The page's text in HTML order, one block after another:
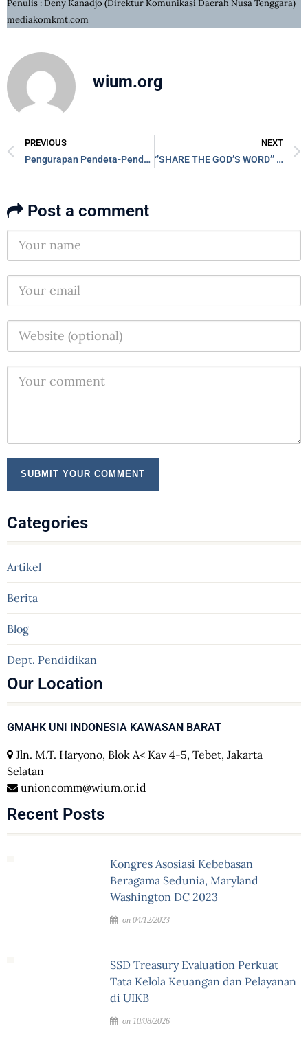
Penulis : Deny Kanadjo (Direktur Komunikasi Daerah Nusa Tenggara)
mediakomkmt.com
wium.org
PREVIOUS
Pengurapan Pendeta-Pendeta Menjadi Pendeta Penuh di Daerah Misi Jawa Kawasan Tengah dan Jakarta Konferens
NEXT
‘’SHARE THE GOD’S WORD’’ Menjadi Komitmen Rapat Akhir Tahun dan Pengurapan 6 Pendeta Muda di Daerah Misi Sumatera Kawasan Tengah
Post a comment
Categories
Artikel
Berita
Blog
Dept. Pendidikan
Our Location
GMAHK UNI INDONESIA KAWASAN BARAT
Jln. M.T. Haryono, Blok A< Kav 4-5, Tebet, Jakarta
Selatan
unioncomm@wium.or.id
Recent Posts
Kongres Asosiasi Kebebasan
Beragama Sedunia, Maryland
Washington DC 2023
on 04/12/2023
SSD Treasury Evaluation Perkuat
Tata Kelola Keuangan dan Pelayanan
di UIKB
on 10/08/2026